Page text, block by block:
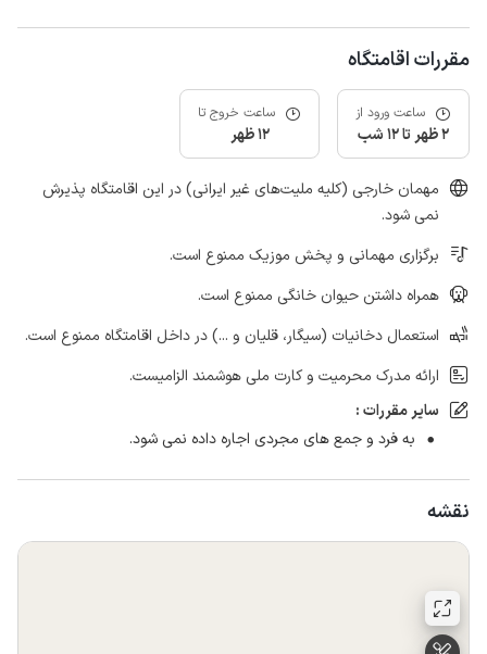
مقررات اقامتگاه
ساعت ورود از
2 ظهر تا 12 شب
ساعت خروج تا
12 ظهر
مهمان خارجی (کلیه ملیت‌های غیر ایرانی) در این اقامتگاه پذیرش
نمی شود.
برگزاری مهمانی و پخش موزیک ممنوع است.
همراه داشتن حیوان خانگی ممنوع است.
استعمال دخانیات (سیگار، قلیان و ...) در داخل اقامتگاه ممنوع است.
ارائه مدرک محرمیت و کارت ملی هوشمند الزامیست.
سایر مقررات :
به فرد و جمع های مجردی اجاره داده نمی شود.
نقشه